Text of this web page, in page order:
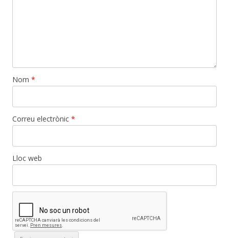
Nom *
Correu electrònic *
Lloc web